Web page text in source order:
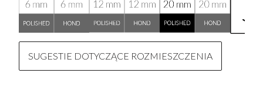
SUGESTIE DOTYCZĄCE ROZMIESZCZENIA